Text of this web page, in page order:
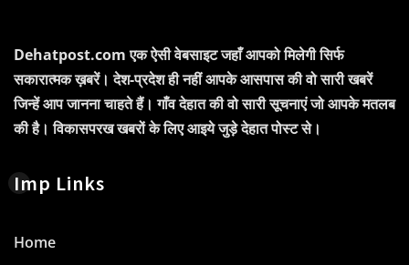
Dehatpost.com एक ऐसी वेबसाइट जहाँ आपको मिलेगी सिर्फ
सकारात्मक ख़बरें। देश-प्रदेश ही नहीं आपके आसपास की वो सारी खबरें
जिन्हें आप जानना चाहते हैं। गाँव देहात की वो सारी सूचनाएं जो आपके मतलब
की है। विकासपरख खबरों के लिए आइये जुड़े देहात पोस्ट से।
Imp Links
Home